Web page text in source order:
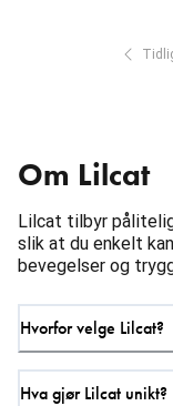
Om Lilcat
Lilcat tilbyr
slik at du enkelt
bevegelser og
Hvorfor velge Lilcat?
Hva gjør Lilcat unikt?